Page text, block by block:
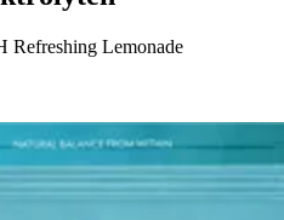
Refreshing Lemonade